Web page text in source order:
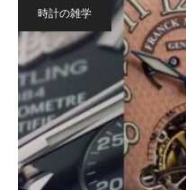
時計の雑学